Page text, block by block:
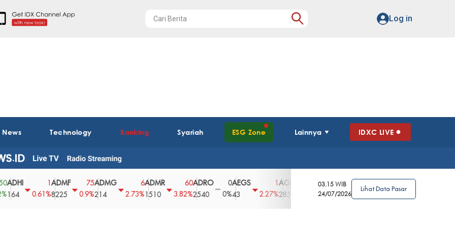
Log in
Technology Banking Syariah ESG Zone Lainnya IDXC LIVE
0.61%
ADMF
8225
75
0.9%
ADMG
214
2.73%
ADMR
1510
60
3.82%
ADRO
2540
0
0%
AEGS
2.27% 2850
3.39%
AGRO
4
2.63%
AGRS
0%
03.15 WIB
24/07/2026
Lihat Data Pasar